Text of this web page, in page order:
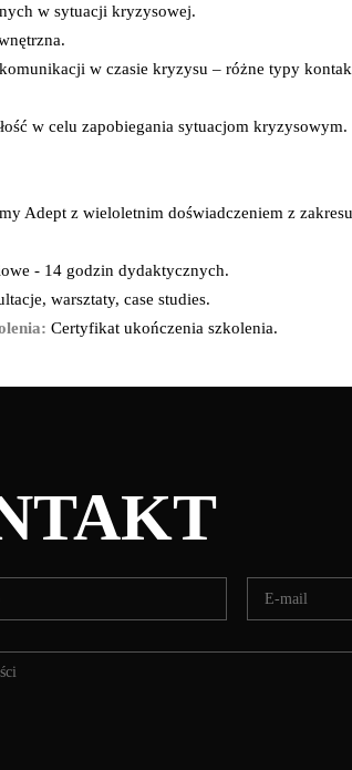
w sytuacji kryzysowej.
w czasie kryzysu – różne typy
w celu zapobiegania sytuacjom kryzysowym.
Adept z wieloletnim doświadczeniem z
- 14 godzin dydaktycznych.
warsztaty, case studies.
Certyfikat ukończenia szkolenia.